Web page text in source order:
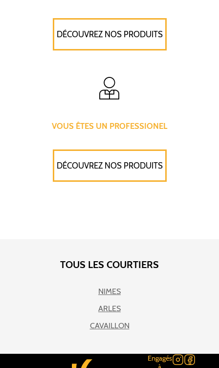
DÉCOUVREZ NOS PRODUITS
VOUS ÊTES UN PROFESSIONEL
DÉCOUVREZ NOS PRODUITS
TOUS LES COURTIERS
NIMES
ARLES
CAVAILLON
Engagés